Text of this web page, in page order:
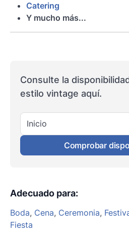
Catering
Y mucho más...
Consulte la
estilo vintage aquí.
Inicio
Comprobar
Adecuado para:
Boda, Cena, Ceremonia,
Fiesta